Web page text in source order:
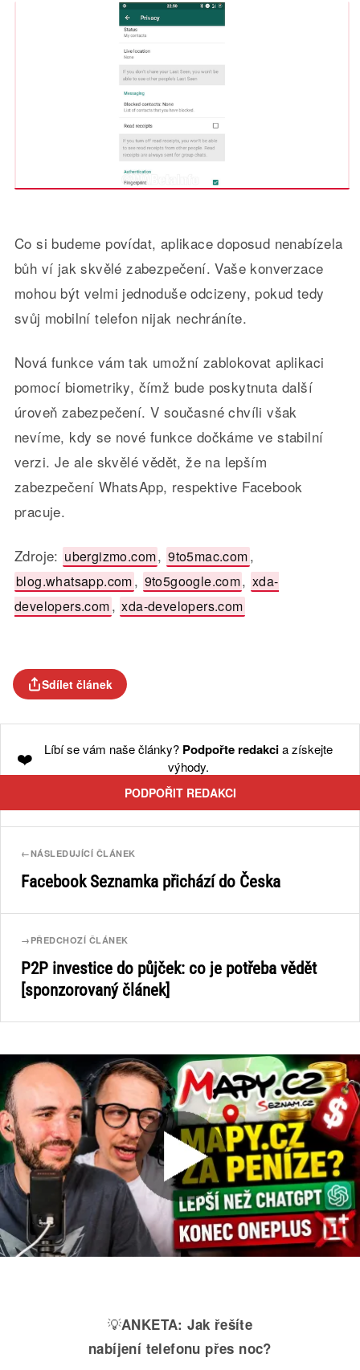
Co si budeme povídat, aplikace doposud nenabízela
bůh ví jak skvělé zabezpečení. Vaše konverzace
mohou být velmi jednoduše odcizeny, pokud tedy
svůj mobilní telefon nijak nechráníte.
Nová funkce vám tak umožní zablokovat aplikaci
pomocí biometriky, čímž bude poskytnuta další
úroveň zabezpečení. V současné chvíli však
nevíme, kdy se nové funkce dočkáme ve stabilní
verzi. Je ale skvělé vědět, že na lepším
zabezpečení WhatsApp, respektive Facebook
pracuje.
Zdroje: ubergizmo.com, 9to5mac.com,
blog.whatsapp.com, 9to5google.com, xda-
developers.com, xda-developers.com
Sdílet článek
❤️ Líbí se vám naše články? Podpořte redakcia získejte
výhody.
PODPOŘIT REDAKCI
←NÁSLEDUJÍCÍ ČLÁNEK
Facebook Seznamka přichází do Česka
→ PŘEDCHOZÍ ČLÁNEK
P2P investice do půjček: co je potřeba vědět
[sponzorovaný článek]
💡ANKETA: Jak řešíte
nabíjení telefonu přes noc?